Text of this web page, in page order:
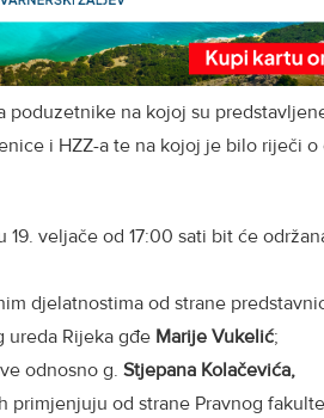
na kojoj su
i HZZ-a te na kojoj je bilo riječi o
veljače od 17:00 sati bit će
djelatnostima od strane
ureda Rijeka gđe Marije Vukelić;
odnosno g. Stjepana Kolačevića,
primjenjuju od strane Pravnog